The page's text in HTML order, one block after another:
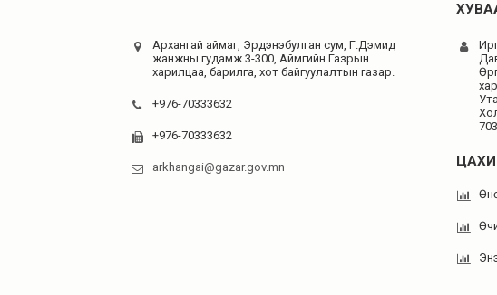
Архангай аймаг, Эрдэнэбулган сум, Г.Дэмид
жанжны гудамж 3-300, Аймгийн Газрын
харилцаа, барилга, хот байгуулалтын газар.
+976-70333632
+976-70333632
arkhangai@gazar.gov.mn